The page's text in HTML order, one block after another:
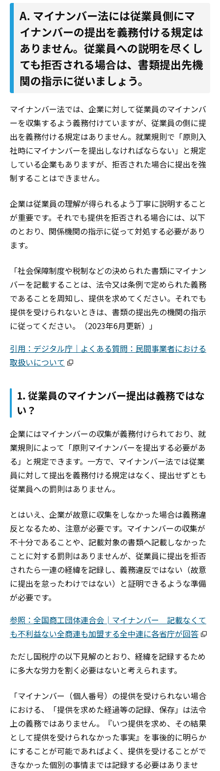
A. マイナンバー法には従業員側にマ
イナンバーの提出を義務付ける規定は
ありません。従業員への説明を尽くし
ても拒否される場合は、書類提出先機
関の指示に従いましょう。
マイナンバー法では、企業に対して従業員のマイナンバ
ーを収集するよう義務付けていますが、従業員の側に提
出を義務付ける規定はありません。就業規則で「原則入
社時にマイナンバーを提出しなければならない」と規定
している企業もありますが、拒否された場合に提出を強
制することはできません。
企業は従業員の理解が得られるよう丁寧に説明すること
が重要です。それでも提供を拒否される場合には、以下
のとおり、関係機関の指示に従って対処する必要があり
ます。
「社会保障制度や税制などの決められた書類にマイナン
バーを記載することは、法令又は条例で定められた義務
であることを周知し、提供を求めてください。それでも
提供を受けられないときは、書類の提出先の機関の指示
に従ってください。（2023年6月更新）」
引用：デジタル庁｜よくある質問：民間事業者における
取扱いについて
1. 従業員のマイナンバー提出は義務ではな
い？
企業にはマイナンバーの収集が義務付けられており、 就
業規則によって「原則マイナンバーを提出する必要があ
る」と規定できます。一方で、 マイナンバー法では従業
員に対して提出を義務付ける規定はなく、提出せずとも
従業員への罰則はありません。
とはいえ、企業が故意に収集をしなかった場合は義務違
反となるため、注意が必要です。 マイナンバーの収集が
不十分であることや、記載対象の書類へ記載しなかった
ことに対する罰則はありませんが、従業員に提出を拒否
されたら一連の経緯を記録し、義務違反ではない （故意
に提出を怠ったわけではない） と証明できるような準備
が必要です。
参照：全国商工団体連合会│マイナンバー 記載なくて
も不利益ない全商連も加盟する全中連に各省庁が回答
ただし国税庁の以下見解のとおり、経緯を記録するため
に多大な労力を割く必要はないと考えられます。
「マイナンバー（個人番号）の提供を受けられない場合
における、「提供を求めた経過等の記録、保存」は法令
上の義務ではありません。『いつ提供を求め、その結果
として提供を受けられなかった事実』を事後的に明らか
にすることが可能であればよく、提供を受けることがで
きなかった個別の事情までは記録する必要はありませ